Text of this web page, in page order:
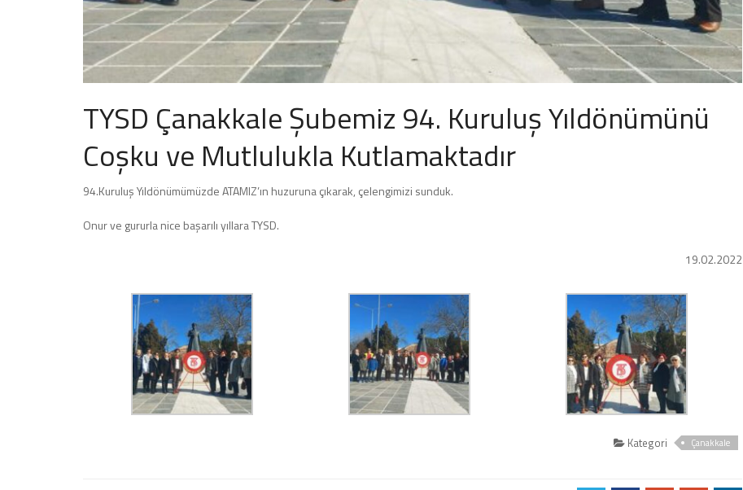
TYSD Çanakkale Şubemiz 94. Kuruluş Yıldönümünü
Coşku ve Mutlulukla Kutlamaktadır
94.Kuruluş Yıldönümümüzde ATAMIZ’ın huzuruna çıkarak, çelengimizi sunduk.
Onur ve gururla nice başarılı yıllara TYSD.
19.02.2022
Kategori Çanakkale